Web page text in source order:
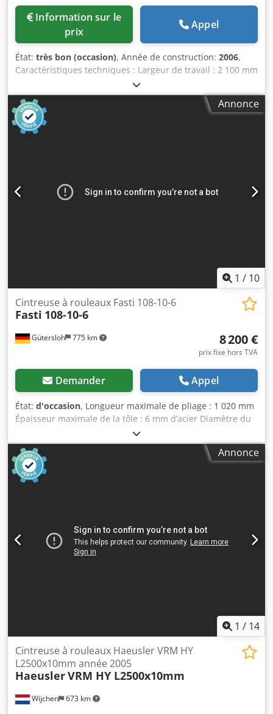
prix
Appel
État: très bon (occasion), Année de construction: 2006,
Caractéristiques techniques : Largeur de travail : 2 100 mm
Capacité de pliage : 28,0 mm Fléchissement : 22,0 mm
Commande CNC Diamètre du rouleau supérieur : 350 mm
Diamètre du rouleau intermédiaire : 330 mm Diamètre des
rouleaux latéraux : 240 mm Rouleaux trempés Dispositif de
pliage conique par inclinaison des deux rouleaux latéraux
environ 3 600 x 1 500 x 1 500 mm Poids : environ
14,5 tonnes Le vendeur ne saurait être tenu responsable
Annonce
1 / 10
Gütersloh 775 km
Cintreuse à rouleaux Fasti 108-10-6
Fasti 108-10-6
8 200 €
prix fixe hors TVA
Demander Appel
État: d'occasion, Longueur maximale de pliage : 1 020 mm
Épaisseur maximale de la tôle : 6 mm d’acier Diamètre du
cylindre supérieur : 150 mm Avance motorisée du cylindre
inférieur Dksdpfx Anjzl Dngepsr Fonctionnement à droite
et à gauche via un interrupteur au pied Interrupteur de
sécurité à câble de traction Possibilité de réaliser des
courbes coniques Poids : 1 200 kg
Annonce
1 / 14
Wijchen 673 km
Cintreuse à rouleaux Haeusler VRM HY
L2500x10mm année 2005
HaeuslerVRM HY L2500x10mm